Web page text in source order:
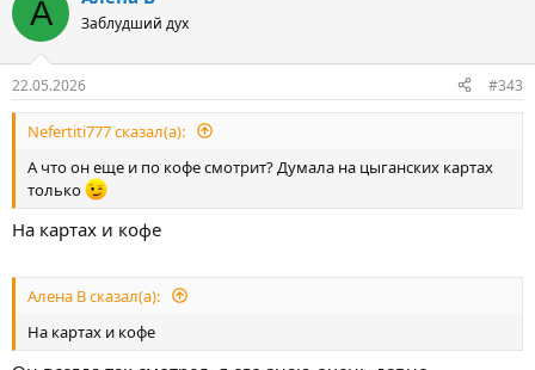
А Заблудший дух
22.05.2026 #343
Nefertiti777 сказал(а):
А что он еще и по кофе смотрит? Думала на цыганских картах
только
На картах и кофе
Алена В сказал(а):
На картах и кофе